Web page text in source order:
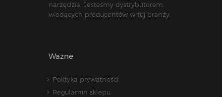
narzędzia. Jesteśmy dystrybutorem
wiodących producentów w tej branży.
Ważne
Polityka prywatności
Regulamin sklepu